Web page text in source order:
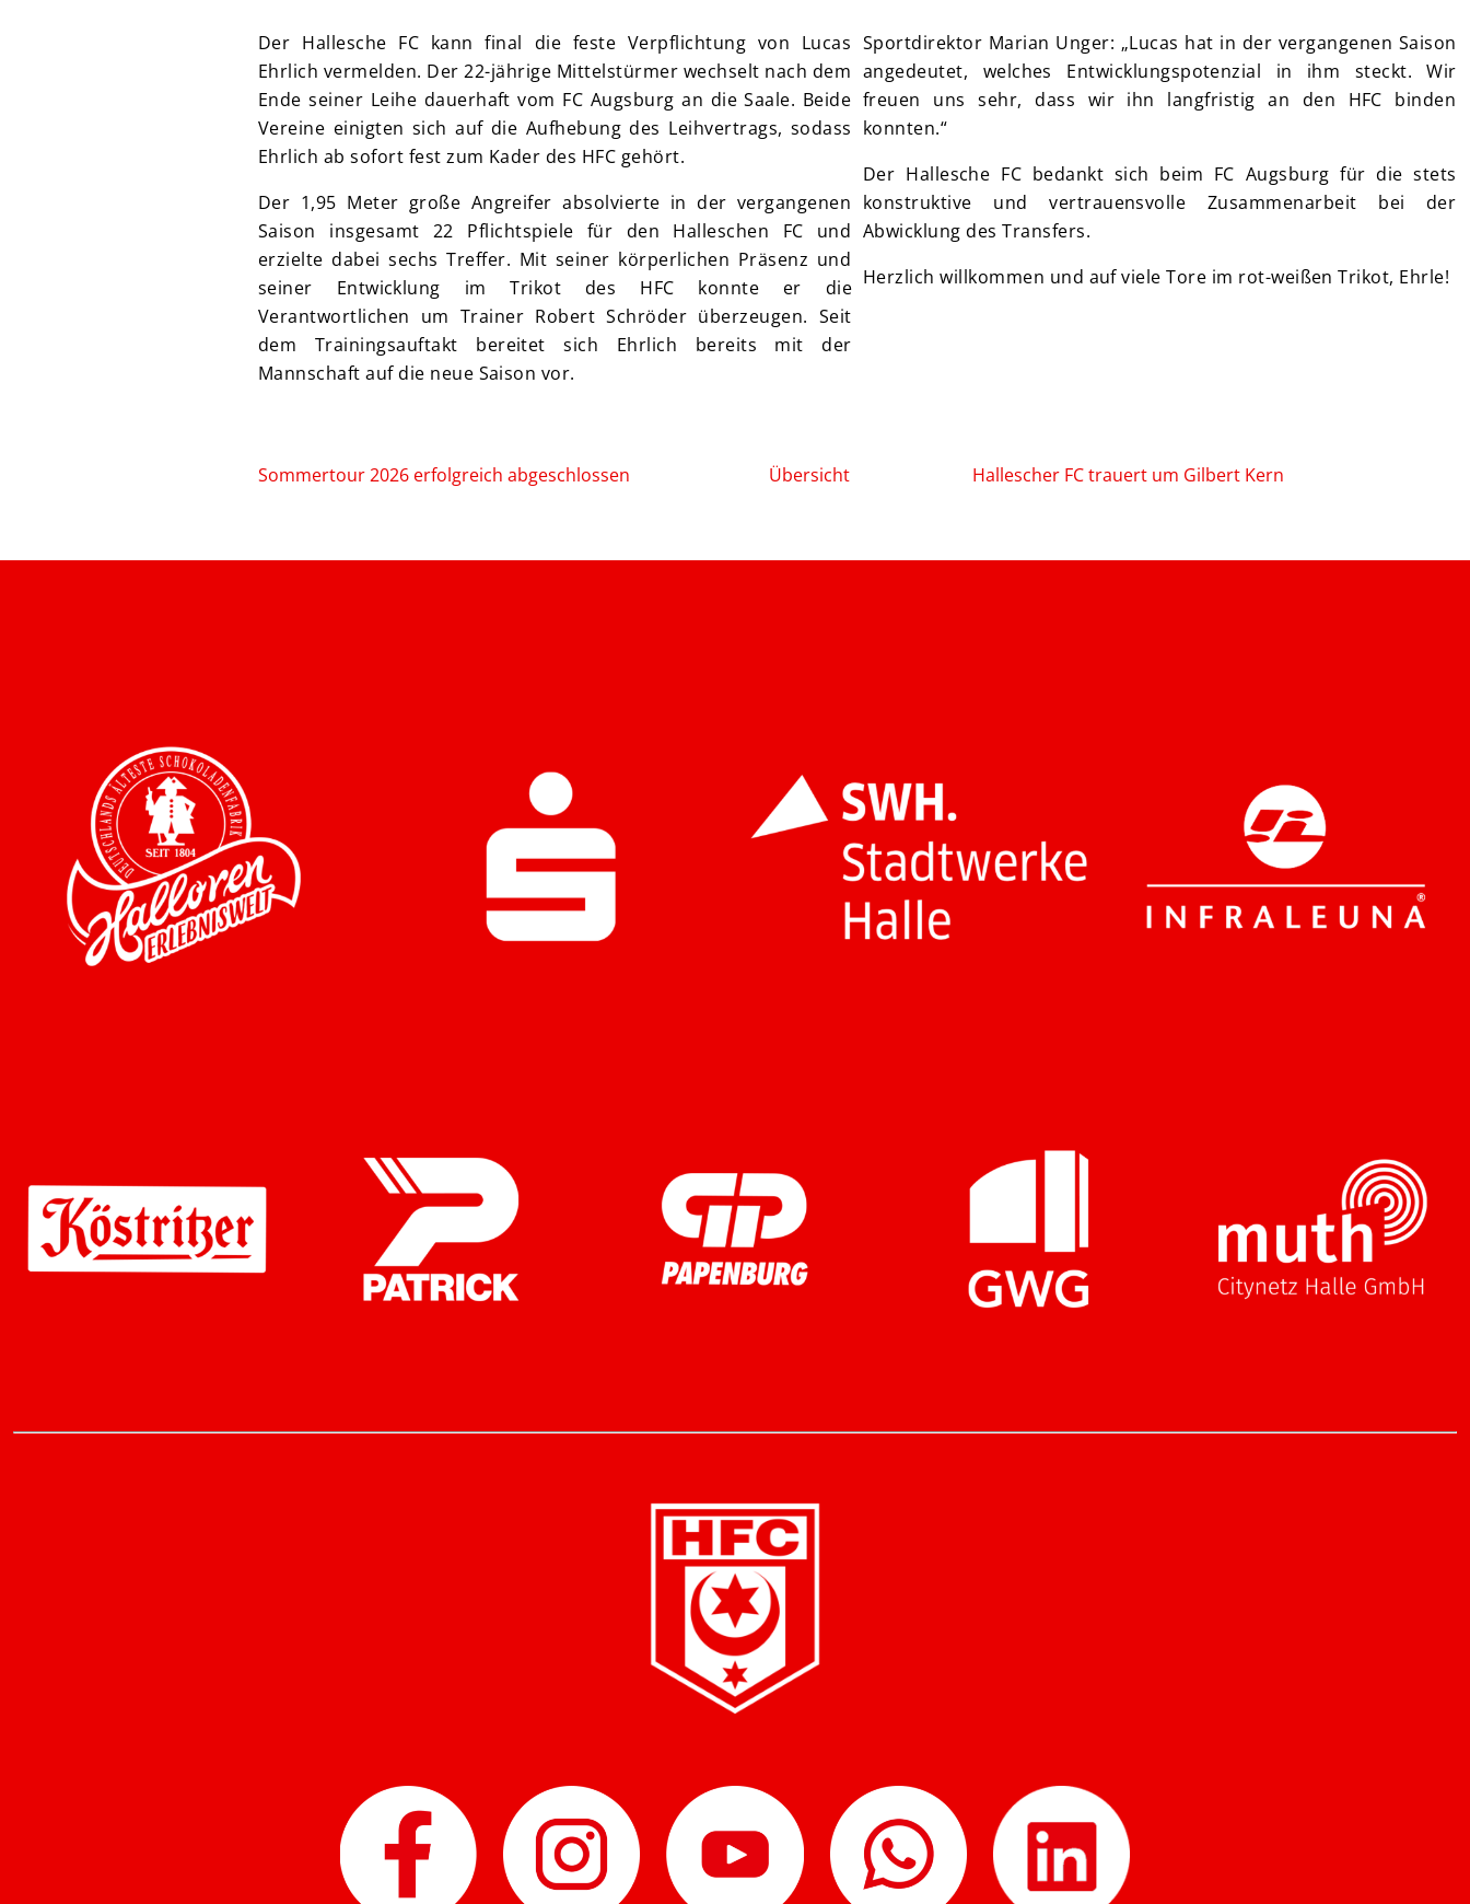
Der Hallesche FC kann final die feste Verpflichtung von Lucas
Ehrlich vermelden. Der 22-jährige Mittelstürmer wechselt nach dem
Ende seiner Leihe dauerhaft vom FC Augsburg an die Saale. Beide
Vereine einigten sich auf die Aufhebung des Leihvertrags, sodass
Ehrlich ab sofort fest zum Kader des HFC gehört.
Der 1,95 Meter große Angreifer absolvierte in der vergangenen
Saison insgesamt 22 Pflichtspiele für den Halleschen FC und
erzielte dabei sechs Treffer. Mit seiner körperlichen Präsenz und
seiner Entwicklung im Trikot des HFC konnte er die
Verantwortlichen um Trainer Robert Schröder überzeugen. Seit
dem Trainingsauftakt bereitet sich Ehrlich bereits mit der
Mannschaft auf die neue Saison vor.
Sportdirektor Marian Unger: „Lucas hat in der vergangenen Saison
angedeutet, welches Entwicklungspotenzial in ihm steckt. Wir
freuen uns sehr, dass wir ihn langfristig an den HFC binden
konnten.“
Der Hallesche FC bedankt sich beim FC Augsburg für die stets
konstruktive und vertrauensvolle Zusammenarbeit bei der
Abwicklung des Transfers.
Herzlich willkommen und auf viele Tore im rot-weißen Trikot, Ehrle!
Sommertour 2026 erfolgreich abgeschlossen Übersicht Hallescher FC trauert um Gilbert Kern